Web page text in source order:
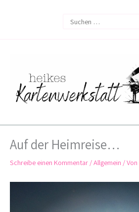
Search
Auf der Heimreise…
Schreibe einen Kommentar /Allgemein / Von